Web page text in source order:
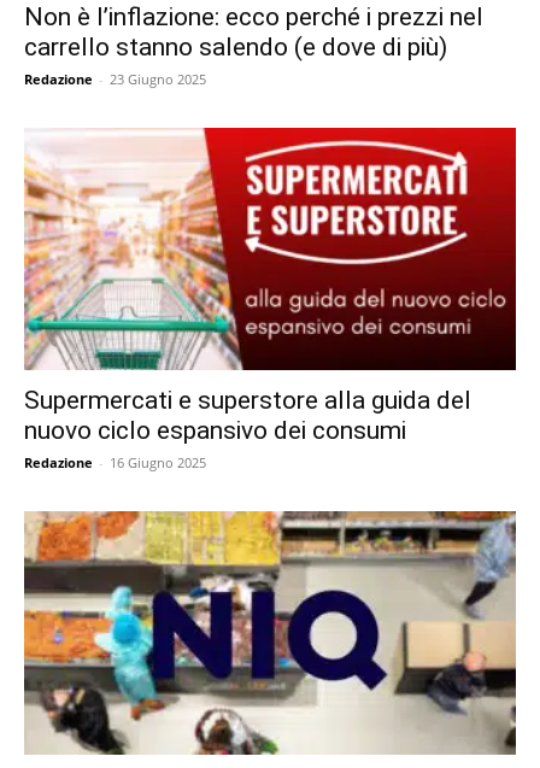
Non è l’inflazione: ecco perché i prezzi nel
carrello stanno salendo (e dove di più)
Redazione - 23 Giugno 2025
Supermercati e superstore alla guida del
nuovo ciclo espansivo dei consumi
Redazione - 16 Giugno 2025